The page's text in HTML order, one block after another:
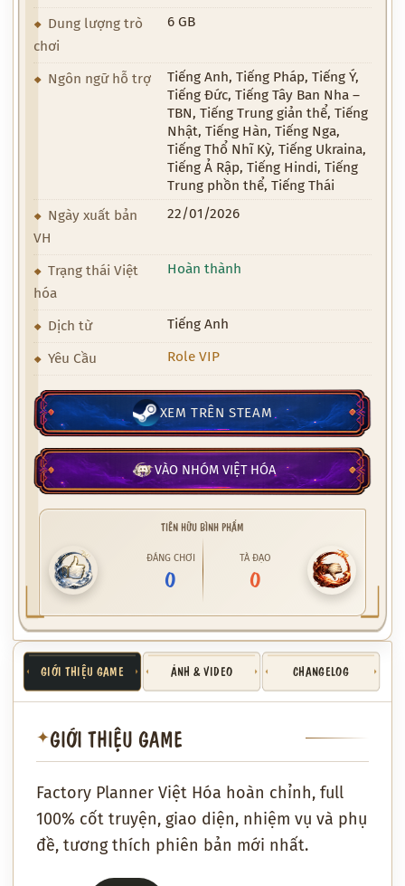
Dung lượng trò
chơi
6 GB
Ngôn ngữ hỗ trợ
Tiếng Anh, Tiếng Pháp, Tiếng Ý,
Tiếng Đức, Tiếng Tây Ban Nha –
TBN, Tiếng Trung giản thể, Tiếng
Nhật, Tiếng Hàn, Tiếng Nga,
Tiếng Thổ Nhĩ Kỳ, Tiếng Ukraina,
Tiếng Ả Rập, Tiếng Hindi, Tiếng
Trung phồn thể, Tiếng Thái
Ngày xuất bản
VH
22/01/2026
Trạng thái Việt
hóa
Hoàn thành
Dịch từ Tiếng Anh
Yêu Cầu Role VIP
XEM TRÊN STEAM
VÀO NHÓM VIỆT HÓA
TIÊN HỮU BÌNH PHẨM
ĐÁNG CHƠI
0
TÀ ĐẠO
0
GIỚI THIỆU GAME ẢNH & VIDEO CHANGELOG
✦GIỚI THIỆU GAME
Factory Planner Việt Hóa hoàn chỉnh, full
100% cốt truyện, giao diện, nhiệm vụ và phụ
đề, tương thích phiên bản mới nhất.